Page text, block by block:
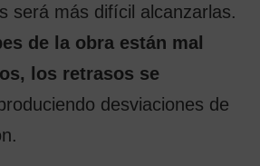
será más difícil alcanzarlas.
de la obra están mal
los retrasos se
desviaciones de